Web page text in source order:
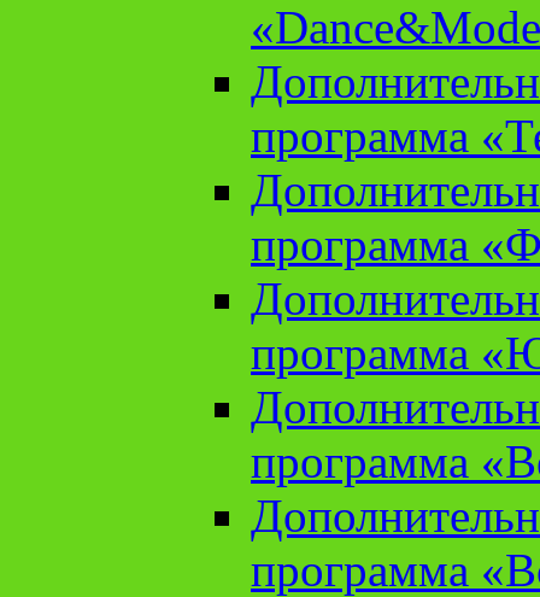
программа
программа
программа
программа
программа